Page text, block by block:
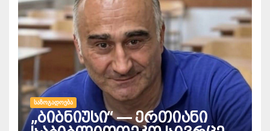
ᲡᲐᲖᲝᲒᲐᲓᲝᲔᲑᲐ
„ბიბნიუსი“ — ერთიანი